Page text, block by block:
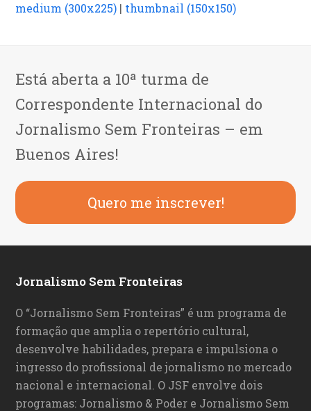
medium (300x225) | thumbnail (150x150)
Está aberta a 10ª turma de
Correspondente Internacional do
Jornalismo Sem Fronteiras – em
Buenos Aires!
Quero me inscrever!
Jornalismo Sem Fronteiras
O “Jornalismo Sem Fronteiras” é um programa de
formação que amplia o repertório cultural,
desenvolve habilidades, prepara e impulsiona o
ingresso do profissional de jornalismo no mercado
nacional e internacional. O JSF envolve dois
programas: Jornalismo & Poder e Jornalismo Sem